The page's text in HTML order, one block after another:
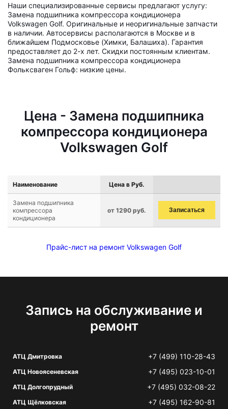
Наши специализированные сервисы предлагают услугу:
Замена подшипника компрессора кондиционера
Volkswagen Golf. Оригинальные и неоригинальные запчасти
в наличии. Автосервисы располагаются в Москве и в
ближайшем Подмосковье (Химки, Балашиха). Гарантия
предоставляет до 2-х лет. Скидки постоянным клиентам.
Замена подшипника компрессора кондиционера
Фольксваген Гольф: низкие цены.
Цена - Замена подшипника
компрессора кондиционера
Volkswagen Golf
Наименование Цена в Руб.
Замена подшипника
компрессора
кондиционера
от 1290 руб. Записаться
Прайс-лист на ремонт Volkswagen Golf
Запись на обслуживание и
ремонт
АТЦ Дмитровка +7 (499) 110-28-43
АТЦ Новоясеневская +7 (495) 023-10-01
АТЦ Долгопрудный +7 (495) 032-08-22
АТЦ Щёлковская +7 (495) 162-90-81